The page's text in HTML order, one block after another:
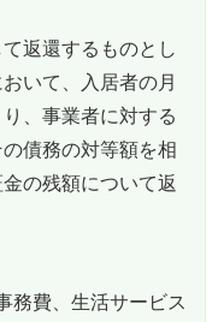
返還するものとし
いて、入居者の月
、事業者に対する
債務の対等額を相
の残額について返
務費、生活サービス